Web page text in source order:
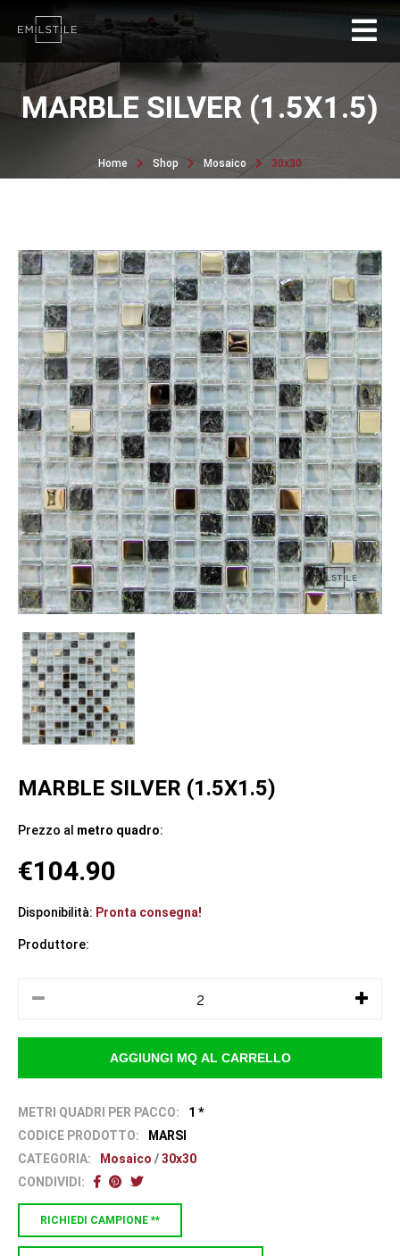
MARBLE SILVER (1.5X1.5)
Home Shop Mosaico 30x30
MARBLE SILVER (1.5X1.5)
Prezzo al metro quadro:
€104.90
Disponibilità: Pronta consegna!
Produttore:
METRI QUADRI PER PACCO:
1 *
CODICE PRODOTTO:
MARSI
CATEGORIA:
Mosaico /30x30
CONDIVIDI:
RICHIEDI CAMPIONE **